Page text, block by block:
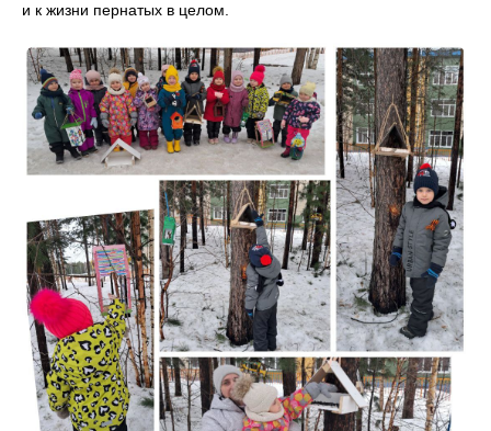
и к жизни пернатых в целом.